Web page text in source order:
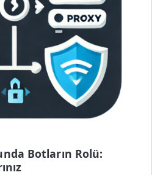
Botların Rolü: